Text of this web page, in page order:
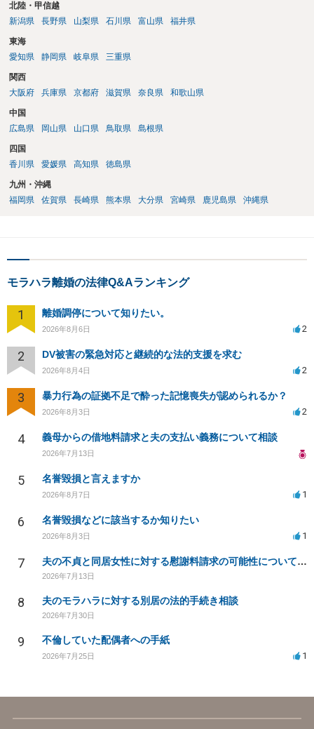
北陸・甲信越
新潟県
長野県 山梨県 石川県 富山県 福井県
東海
愛知県
静岡県 岐阜県 三重県
関西
大阪府
兵庫県 京都府 滋賀県 奈良県 和歌山県
中国
広島県
岡山県 山口県 鳥取県 島根県
四国
香川県
愛媛県 高知県 徳島県
九州・沖縄
福岡県
佐賀県 長崎県 熊本県 大分県 宮崎県 鹿児島県 沖縄県
モラハラ離婚の法律Q&Aランキング
1 離婚調停について知りたい。
2026年8月6日 2
2 DV被害の緊急対応と継続的な法的支援を求む
2026年8月4日 2
3 暴力行為の証拠不足で酔った記憶喪失が認められるか？
2026年8月3日 2
4 義母からの借地料請求と夫の支払い義務について相談
2026年7月13日
5 名誉毀損と言えますか
2026年8月7日 1
6 名誉毀損などに該当するか知りたい
2026年8月3日 1
7 夫の不貞と同居女性に対する慰謝料請求の可能性について相談
2026年7月13日
8 夫のモラハラに対する別居の法的手続き相談
2026年7月30日
9 不倫していた配偶者への手紙
2026年7月25日 1